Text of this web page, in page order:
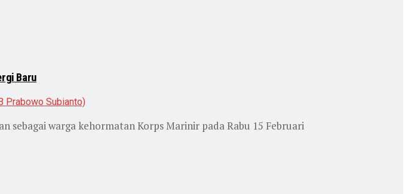
Baru
sebagai warga kehormatan Korps Marinir pada Rabu 15 Februari